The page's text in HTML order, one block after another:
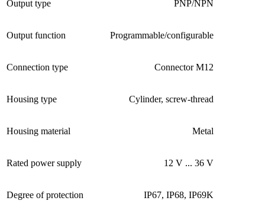
Output type PNP/NPN
Output function Programmable/configurable
Connection type Connector M12
Housing type Cylinder, screw-thread
Housing material Metal
Rated power supply 12 V ... 36 V
Degree of protection IP67, IP68, IP69K